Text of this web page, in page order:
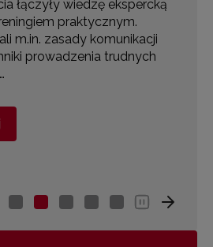
łączyły wiedzę ekspercką
praktycznym.
m.in. zasady komunikacji
prowadzenia trudnych